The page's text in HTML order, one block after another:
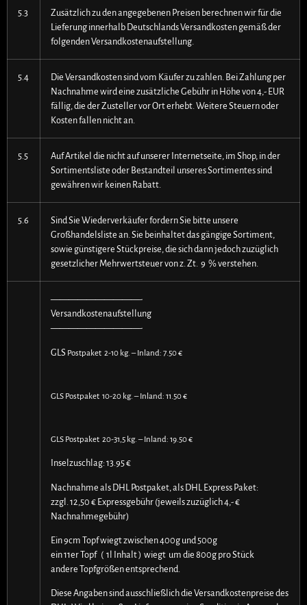
5.3
Zusätzlich zu den angegebenen Preisen berechnen wir für die
Lieferung innerhalb Deutschlands Versandkosten gemäß der
folgenden Versandkostenaufstellung.
5.4
Die Versandkosten sind vom Käufer zu zahlen. Bei Zahlung per
Nachnahme wird eine zusätzliche Gebühr in Höhe von 4,- EUR
fällig, die der Zusteller vor Ort erhebt. Weitere Steuern oder
Kosten fallen nicht an.
5.5
Auf Artikel die nicht auf unserer Internetseite, im Shop, in der
Sortimentsliste oder Bestandteil unseres Sortimentes sind
gewähren wir keinen Rabatt.
5.6
Sind Sie Wiederverkäufer fordern Sie bitte unsere
Großhandelsliste an. Sie beinhaltet das gängige Sortiment,
sowie günstigere Stückpreise, die sich dann jedoch zuzüglich
gesetzlicher Mehrwertsteuer von z. Zt. 9 % verstehen.
——————————-
Versandkostenaufstellung
——————————-
GLS Postpaket 2-10 kg. – Inland: 7.50 €
GLS Postpaket 10-20 kg. – Inland: 11.50 €
GLS Postpaket 20-31,5 kg. – Inland: 19.50 €
Inselzuschlag: 13.95 €
Nachnahme als DHL Postpaket, als DHL Express Paket:
zzgl. 12,50 € Expressgebühr (jeweils zuzüglich 4,- €
Nachnahmegebühr)
Ein 9cm Topf wiegt zwischen 400g und 500g
ein 11er Topf ( 1l Inhalt ) wiegt um die 800g pro Stück
andere Topfgrößen entsprechend.
Diese Angaben sind ausschließlich die Versandkostenpreise des